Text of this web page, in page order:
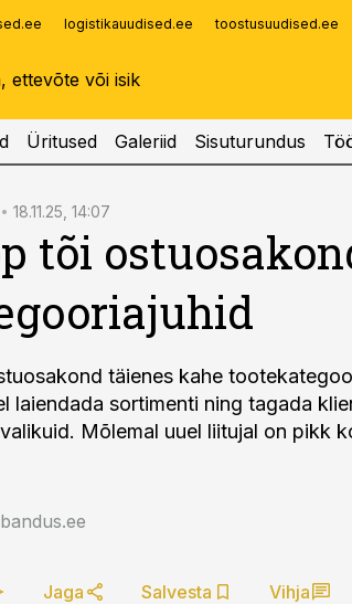
logistikauudised.ee toostusuudised.ee
Infopank
Üritused Galeriid Sisuturundus
18.11.25, 14:07
tõi
täienes kahe
laiendada sortimenti ning tagada
Mõlemal uuel liitujal on pikk
Jaga Salvesta Vihja